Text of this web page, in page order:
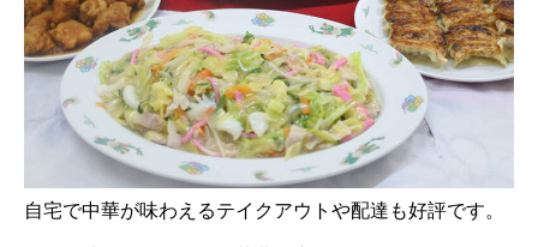
自宅で中華が味わえるテイクアウトや配達も好評です。